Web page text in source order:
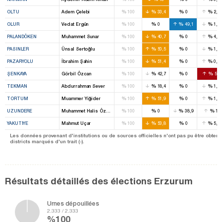
OLTU Adem Çelebi %100 %33,4 %0 %2,6
OLUR Vedat Ergün %100 % 0 % 49,1 %1,3
PALANDÖKEN Muhammet Sunar %100 %40,7 %0 %4,8
PASINLER Ünsal Sertoğlu %100 %50,5 %0 %1,4
PAZARYOLU İbrahim Şahin %100 %51,4 %0 %0,9
ŞENKAYA Görbil Özcan %100 %42,7 %0 %50
TEKMAN Abdurrahman Sever %100 %18,4 %0 %1,8
TORTUM Muammer Yiğider %100 %51,9 %0 %1,6
UZUNDERE %100 % 0 % 38,9 %1
YAKUTIYE Mahmut Uçar %100 %53,8 %0 %5,5
Les données provenant d'institutions ou de sources officielles n'ont pas pu être
districts marqués d'un trait (-).
Résultats détaillés des élections Erzurum
Urnes dépouillées
2.333 / 2.333
%100